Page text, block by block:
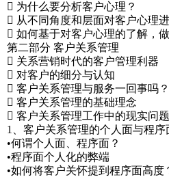
 为什么要分析客户心理？
 从不同角度和层面对客户心理
 如何基于对客户心理的了解，
第二部分 客户关系管理
 关系营销时代的客户管理利器
 对客户的细分与认知
 客户关系管理与服务一回事吗？
 客户关系管理的基础理念
 客户关系管理工作中的现实问题
1、客户关系管理的个人面与程序
•何谓个人面、程序面？
•程序面个人化的弊端
•如何将客户关怀提到程序面高度